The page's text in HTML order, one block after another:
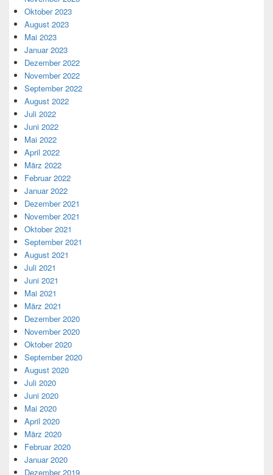
Oktober 2023
August 2023
Mai 2023
Januar 2023
Dezember 2022
November 2022
September 2022
August 2022
Juli 2022
Juni 2022
Mai 2022
April 2022
März 2022
Februar 2022
Januar 2022
Dezember 2021
November 2021
Oktober 2021
September 2021
August 2021
Juli 2021
Juni 2021
Mai 2021
März 2021
Dezember 2020
November 2020
Oktober 2020
September 2020
August 2020
Juli 2020
Juni 2020
Mai 2020
April 2020
März 2020
Februar 2020
Januar 2020
Dezember 2019